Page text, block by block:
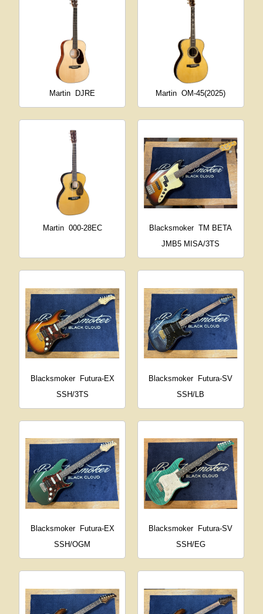
Martin DJRE Martin OM-45(2025)
Martin 000-28EC Blacksmoker TM BETA
JMB5 MISA/3TS
Blacksmoker
Futura-EX
SSH/3TS
Blacksmoker Futura-SV
SSH/LB
Blacksmoker
Futura-EX
SSH/OGM
Blacksmoker
Futura-SV
SSH/EG